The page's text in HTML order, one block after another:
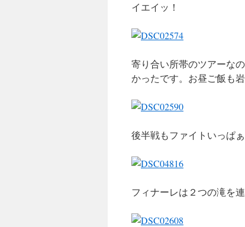
イエイッ！
寄り合い所帯のツアーな
かったです。お昼ご飯も
後半戦もファイトいっぱ
フィナーレは２つの滝を